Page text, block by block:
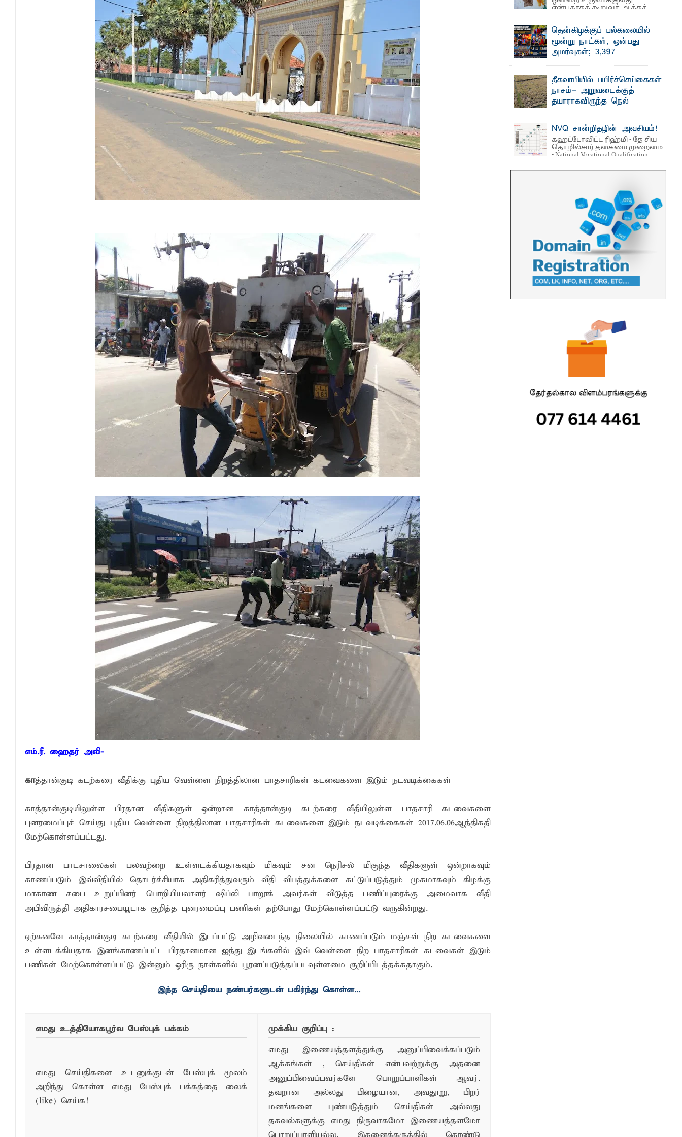
முன்னாள் பிரதி முதல்வர் ரஹ்மத் மன்சூர்
மாளிகைக்காட்டிற்கு நிரந்தர மாற்று மையவாடி அமைப்பது குறித்து விசேட ஆலோசனைக் கூட்டம் : மக்களின் நீண்டகால தேவைக்கு தீர்வு காண
ஒருமித்த நடவடிக்கைக்கு முஸ்தீபு
வவுனியாவில் சர்வதேச சகோதரிகள் தினம்!
பகிடிவதைக்கு பூஜ்ஜிய சகிப்புத்தன்மை: "ஒரு மாணவனின் கனவைக் கலைக்காதீர்கள்" – தென்கிழக்குப் பல்கலைக்கழக உபவேந்தர் வலியுறுத்தல்
எம்.ரீ. ஹைதர் அலி-
காத்தான்குடி கடற்கரை வீதிக்கு புதிய வெள்ளை நிறத்திலான பாதசாரிகள் கடவைகளை இடும் நடவடிக்கைகள்
காத்தான்குடியிலுள்ள பிரதான வீதிகளுள் ஒன்றான காத்தான்குடி கடற்கரை வீதீயிலுள்ள பாதசாரி கடவைகளை
புனரமைப்புச் செய்து புதிய வெள்ளை நிறத்திலான பாதசாரிகள் கடவைகளை இடும் நடவடிக்கைகள் 2017.06.06ஆந்திகதி
மேற்கொள்ளப்பட்டது.
பிரதான பாடசாலைகள் பலவற்றை உள்ளடக்கியதாகவும் மிகவும் சன நெரிசல் மிகுந்த வீதிகளுள் ஒன்றாகவும்
காணப்படும் இவ்வீதியில் தொடர்ச்சியாக அதிகரித்துவரும் வீதி விபத்துக்களை கட்டுப்படுத்தும் முகமாகவும் கிழக்கு
மாகாண சபை உறுப்பினர் பொறியியலாளர் ஷிப்லி பாறூக் அவர்கள் விடுத்த பணிப்புரைக்கு அமைவாக வீதி
அபிவிருத்தி அதிகாரசபையூடாக குறித்த புனரமைப்பு பணிகள் தற்போது மேற்கொள்ளப்பட்டு வருகின்றது.
ஏற்கனவே காத்தான்குடி கடற்கரை வீதியில் இடப்பட்டு அழிவடைந்த நிலையில் காணப்படும் மஞ்சள் நிற கடவைகளை
உள்ளடக்கியதாக இனங்காணப்பட்ட பிரதானமான ஐந்து இடங்களில் இவ் வெள்ளை நிற பாதசாரிகள் கடவைகள் இடும்
பணிகள் மேற்கொள்ளப்பட்டு இன்னும் ஓரிரு நாள்களில் பூரனப்படுத்தப்படவுள்ளமை குறிப்பிடத்தக்கதாகும்.
இந்த செய்தியை நண்பர்களுடன் பகிர்ந்து கொள்ள...
எமது உத்தியோகபூர்வ பேஸ்புக் பக்கம்
எமது செய்திகளை உடனுக்குடன் பேஸ்புக் மூலம்
அறிந்து கொள்ள எமது பேஸ்புக் பக்கத்தை லைக்
(like) செய்க!
முக்கிய குறிப்பு :
எமது இணையத்தளத்துக்கு அனுப்பிவைக்கப்படும்
ஆக்கங்கள் , செய்திகள் என்பவற்றுக்கு அதனை
அனுப்பிவைப்பவர்களே பொறுப்பாளிகள் ஆவர்.
தவறான அல்லது பிழையான, அவதூறு, பிறர்
மனங்களை புண்படுத்தும் செய்திகள் அல்லது
தகவல்களுக்கு எமது நிருவாகமோ இணையத்தளமோ
என்பதாகக் கூறுவர். ஆக்கச்
சிந்தனை ...
தென்கிழக்குப் பல்கலையில்
மூன்று நாட்கள், ஒன்பது
அமர்வுகள்; 3,397
பட்டதாரிகளுக்கு பட்டங்கள் –
சிறந்த மாணவர்களுக்கு
தங்கப்பதக்கங்கள், நினைவுப் பதக்கங்கள்
மற்றும் சிறப்புப் பரிசுகள்
எம்.வை. அமீர்- ஒ லுவிலில் அமைந்துள்ள
தென்கிழக்குப் பல்கலைக்கழகத்தின்
தீகவாபியில் பயிர்ச்செய்கைகள்
நாசம்- அறுவடைக்குத்
தயாராகவிருந்த நெல்
காட்டு யானைகள்
பாறுக் ஷிஹான்- அ ம்பாறை மாவட்டத்தின்
தீகவாபி பிரதேசத்தில் அறுவடைக்குத்
தயாரான நிலையில் காணப்பட்ட பல ...
NVQ சான்றிதழின் அவசியம்!
கஹட்டோவிட்ட ரிஹ்மி - தே சிய
தொழில்சார் தகைமை முறைமை
- National Vocational Qualification
(NVQ) ...